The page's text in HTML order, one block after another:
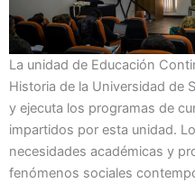
La unidad de Educación
Historia de la Universidad de
y ejecuta los programas de
impartidos por esta unidad.
necesidades académicas y
fenómenos sociales